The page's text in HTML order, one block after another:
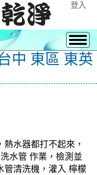
登入
中 東區 東英
水器都打不起來，
水管 作業，檢測並
管清洗機，灌入 檸檬